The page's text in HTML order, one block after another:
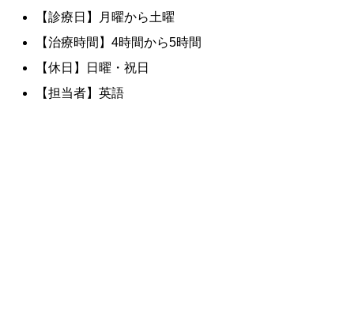
【診療日】月曜から土曜
【治療時間】4時間から5時間
【休日】日曜・祝日
【担当者】英語